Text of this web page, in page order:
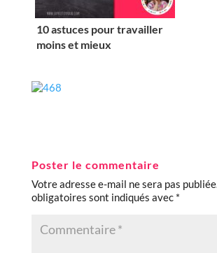
10 astuces pour travailler
moins et mieux
Poster le commentaire
Votre adresse e-mail ne sera pas publiée.
obligatoires sont indiqués avec *